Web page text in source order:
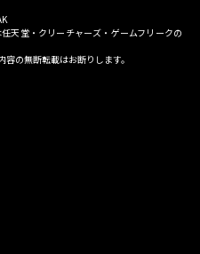
天堂・クリーチャーズ・ゲームフリークの
の無断転載はお断りします。